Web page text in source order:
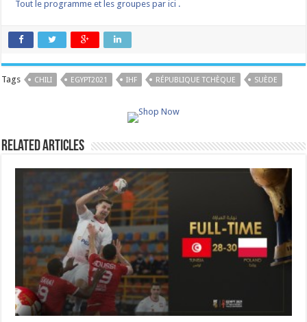
Tout le programme et les groupes par ici .
Tags CHILI EGYPT2021 IHF RÉPUBLIQUE TCHÈQUE SUÈDE
Related Articles